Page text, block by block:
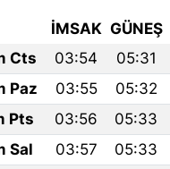
İMSAK GÜNEŞ
Cts
03:54 05:31
Paz
03:55 05:32
Pts
03:56 05:33
Sal
03:57 05:33